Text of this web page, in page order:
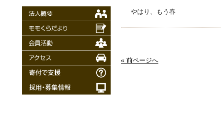
やはり、もう春
« 前ページへ